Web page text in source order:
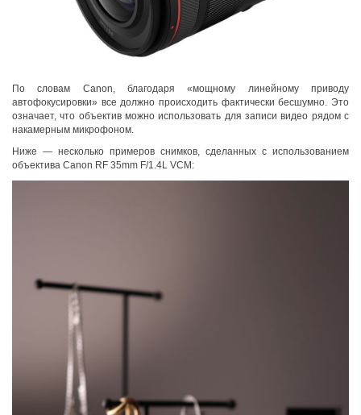
По словам Canon, благодаря «мощному линейному приводу
автофокусировки» все должно происходить фактически бесшумно. Это
означает, что объектив можно использовать для записи видео рядом с
накамерным микрофоном.
Ниже — несколько примеров снимков, сделанных с использованием
объектива Canon RF 35mm F/1.4L VCM: